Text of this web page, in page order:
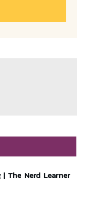
| The Nerd Learner